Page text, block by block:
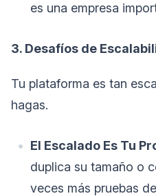
es una empresa
3. Desafíos de
Tu plataforma es tan
hagas.
El Escalado Es Tu
duplica su tamaño o
veces más pruebas